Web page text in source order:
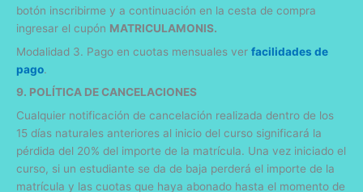
botón inscribirme y a continuación en la cesta de compra
ingresar el cupón MATRICULAMONIS.
Modalidad 3. Pago en cuotas mensuales ver facilidades de
pago.
9. POLÍTICA DE CANCELACIONES
Cualquier notificación de cancelación realizada dentro de los
15 días naturales anteriores al inicio del curso significará la
pérdida del 20% del importe de la matrícula. Una vez iniciado el
curso, si un estudiante se da de baja perderá el importe de la
matrícula y las cuotas que haya abonado hasta el momento de